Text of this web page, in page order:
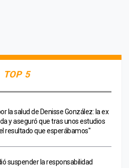
TOP 5
la salud de Denisse González: la ex
y aseguró que tras unos estudios
resultado que esperábamos"
suspender la responsabilidad